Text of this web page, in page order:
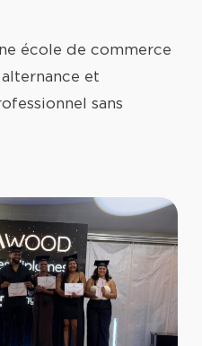
école de commerce
et
sans